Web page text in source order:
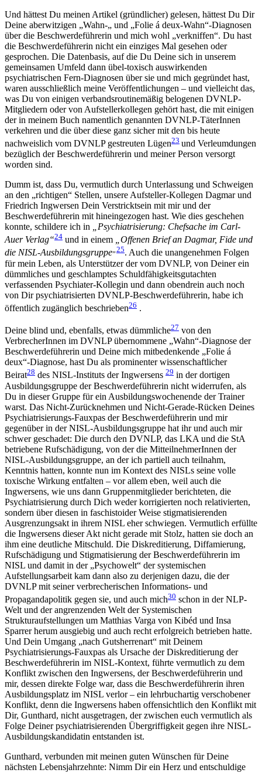
Und hättest Du meinen Artikel (gründlicher) gelesen, hättest Du Dir
Deine aberwitzigen „Wahn-„ und „Folie á deux-Wahn“-Diagnosen
über die Beschwerdeführerin und mich wohl „verkniffen“. Du hast
die Beschwerdeführerin nicht ein einziges Mal gesehen oder
gesprochen. Die Datenbasis, auf die Du Deine sich in unserem
gemeinsamen Umfeld dann übel-toxisch auswirkenden
psychiatrischen Fern-Diagnosen über sie und mich gegründet hast,
waren ausschließlich meine Veröffentlichungen – und vielleicht das,
was Du von einigen verbandsroutinemäßig belogenen DVNLP-
Mitgliedern oder von Aufstellerkollegen gehört hast, die mit einigen
der in meinem Buch namentlich genannten DVNLP-TäterInnen
verkehren und die über diese ganz sicher mit den bis heute
nachweislich vom DVNLP gestreuten Lügen23 und Verleumdungen
bezüglich der Beschwerdeführerin und meiner Person versorgt
worden sind.
Dumm ist, dass Du, vermutlich durch Unterlassung und Schweigen
an den „richtigen“ Stellen, unsere Aufsteller-Kollegen Dagmar und
Friedrich Ingwersen Dein Verstricktsein mit mir und der
Beschwerdeführerin mit hineingezogen hast. Wie dies geschehen
konnte, schildere ich in
„Psychiatrisierung: Chefsache im Carl-
Auer Verlag“24 und in einem
„Offenen Brief an Dagmar, Fide und
die NISL-Ausbildungsgruppe„25. Auch die unangenehmen Folgen
für mein Leben, als Unterstützer der vom DVNLP, von Deiner ein
dümmliches und geschlamptes Schuldfähigkeitsgutachten
verfassenden Psychiater-Kollegin und dann obendrein auch noch
von Dir psychiatrisierten DVNLP-Beschwerdeführerin, habe ich
öffentlich zugänglich beschrieben26 .
Deine blind und, ebenfalls, etwas dümmliche27 von den
VerbrecherInnen im DVNLP übernommene „Wahn“-Diagnose der
Beschwerdeführerin und Deine mich mitbedenkende „Folie á
deux“-Diagnose, hast Du als prominenter wissenschaftlicher
Beirat28 des NISL-Instituts der Ingwersens 29 in der dortigen
Ausbildungsgruppe der Beschwerdeführerin nicht widerrufen, als
Du in dieser Gruppe für ein Ausbildungswochenende der Trainer
warst. Das Nicht-Zurücknehmen und Nicht-Gerade-Rücken Deines
Psychiatrisierungs-Fauxpas der Beschwerdeführerin und mir
gegenüber in der NISL-Ausbildungsgruppe hat ihr und auch mir
schwer geschadet: Die durch den DVNLP, das LKA und die StA
betriebene Rufschädigung, von der die MitteilnehmerInnen der
NISL-Ausbildungsgruppe, an der ich partiell auch teilnahm,
Kenntnis hatten, konnte nun im Kontext des NISLs seine volle
toxische Wirkung entfalten – vor allem eben, weil auch die
Ingwersens, wie uns dann Gruppenmitglieder berichteten, die
Psychiatrisierung durch Dich weder korrigierten noch relativierten,
sondern über diesen in faschistoider Weise stigmatisierenden
Ausgrenzungsakt in ihrem NISL eher schwiegen. Vermutlich erfüllte
die Ingwersens dieser Akt nicht gerade mit Stolz, hatten sie doch an
ihm eine deutliche Mitschuld. Die Diskreditierung, Diffamierung,
Rufschädigung und Stigmatisierung der Beschwerdeführerin im
NISL und damit in der „Psychowelt“ der systemischen
Aufstellungsarbeit kam dann also zu derjenigen dazu, die der
DVNLP mit seiner verbrecherischen Informations- und
Propagandapolitik gegen sie, und auch mich30 schon in der NLP-
Welt und der angrenzenden Welt der Systemischen
Strukturaufstellungen um Matthias Varga von Kibéd und Insa
Sparrer herum ausgiebig und auch recht erfolgreich betrieben hatte.
Und Dein Umgang „nach Gutsherrenart“ mit Deinem
Psychiatrisierungs-Fauxpas als Ursache der Diskreditierung der
Beschwerdeführerin im NISL-Kontext, führte vermutlich zu dem
Konflikt zwischen den Ingwersens, der Beschwerdeführerin und
mir, dessen direkte Folge war, dass die Beschwerdeführerin ihren
Ausbildungsplatz im NISL verlor – ein lehrbuchartig verschobener
Konflikt, denn die Ingwersens haben offensichtlich den Konflikt mit
Dir, Gunthard, nicht ausgetragen, der zwischen euch vermutlich als
Folge Deiner psychiatrisierenden Übergriffigkeit gegen ihre NISL-
Ausbildungskandidatin entstanden ist.
Gunthard, verbunden mit meinen guten Wünschen für Deine
nächsten Lebensjahrzehnte: Nimm Dir ein Herz und entschuldige